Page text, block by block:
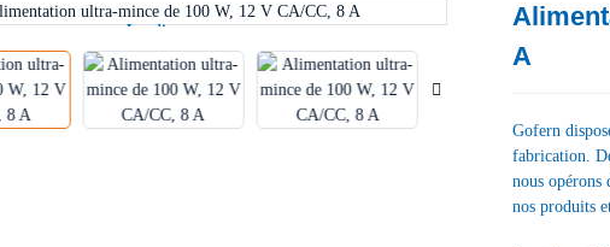
Loading...
Loading...
A
Gofern
fabrication.
nous opérons
nos produits